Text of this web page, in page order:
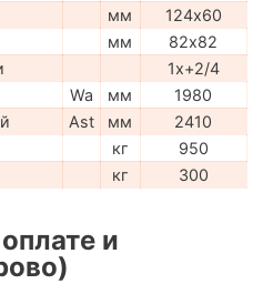
мм
124х60
мм
82х82
1x+2/4
Wa мм
1980
Ast мм
2410
кг
950
кг 300
и